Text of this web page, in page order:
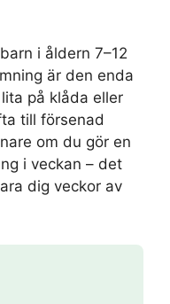
i åldern 7–12
är den enda
på klåda eller
till försenad
om du gör en
i veckan – det
dig veckor av